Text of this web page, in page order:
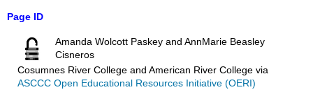
Page ID
Amanda Wolcott Paskey and AnnMarie Beasley
Cisneros
Cosumnes River College and American River Collegevia
ASCCC Open Educational Resources Initiative (OERI)